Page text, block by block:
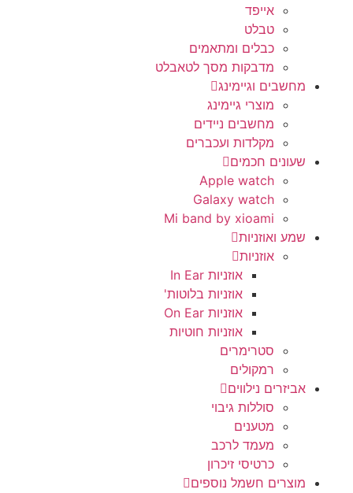
אייפד
טבלט
כבלים ומתאמים
מדבקות מסך לטאבלט
מחשבים וגיימינג
מוצרי גיימינג
מחשבים ניידים
מקלדות ועכברים
שעונים חכמים
Apple watch
Galaxy watch
Mi band by xioami
שמע ואוזניות
אוזניות
אוזניות In Ear
אוזניות בלוטות'
אוזניות On Ear
אוזניות חוטיות
סטרימרים
רמקולים
אביזרים נילווים
סוללות גיבוי
מטענים
מעמד לרכב
כרטיסי זיכרון
מוצרים חשמל נוספים